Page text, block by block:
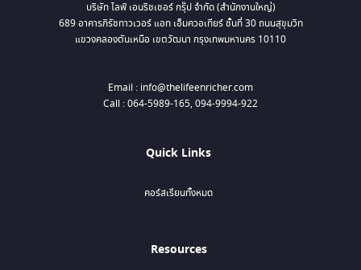
บริษัท ไลฟ์ เอนริชเชอร์ กรุ๊ป จำกัด (สำนักงานใหญ่)
689 อาคารภิรัชทาวเวอร์ แอท เอ็มควอเทียร์ ชั้นที่ 30 ถนนสุขุมวิท
แขวงคลองตันเหนือ เขตวัฒนา กรุงเทพมหานคร 10110
Email : info@thelifeenricher.com
Call : 064-5989-165, 094-9994-922
Quick Links
คอร์สเรียนทั้งหมด
Resources